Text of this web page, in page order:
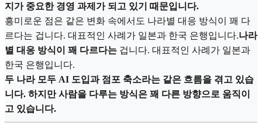
지가 중요한 경영 과제가 되고 있기 때문입니다.
흥미로운 점은 같은 변화 속에서도 나라별 대응 방식이 꽤 다
르다는 겁니다. 대표적인 사례가 일본과 한국 은행입니다.나라
별 대응 방식이 꽤 다르다는 겁니다. 대표적인 사례가 일본과
한국 은행입니다.
두 나라 모두 AI 도입과 점포 축소라는 같은 흐름을 겪고 있습
니다. 하지만사람을 다루는 방식은 꽤 다른 방향으로 움직이
고 있습니다.